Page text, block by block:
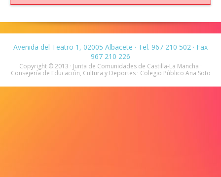
Avenida del Teatro 1, 02005 Albacete · Tel. 967 210 502 · Fax
967 210 226
Copyright © 2013 · Junta de Comunidades de Castilla-La Mancha ·
Consejería de Educación, Cultura y Deportes · Colegio Público Ana Soto